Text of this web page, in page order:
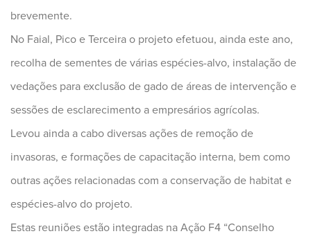
brevemente.
No Faial, Pico e Terceira o projeto efetuou, ainda este ano,
recolha de sementes de várias espécies-alvo, instalação de
vedações para exclusão de gado de áreas de intervenção e
sessões de esclarecimento a empresários agrícolas.
Levou ainda a cabo diversas ações de remoção de
invasoras, e formações de capacitação interna, bem como
outras ações relacionadas com a conservação de habitat e
espécies-alvo do projeto.
Estas reuniões estão integradas na Ação F4 “Conselho